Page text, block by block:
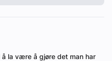
la være å gjøre det man har